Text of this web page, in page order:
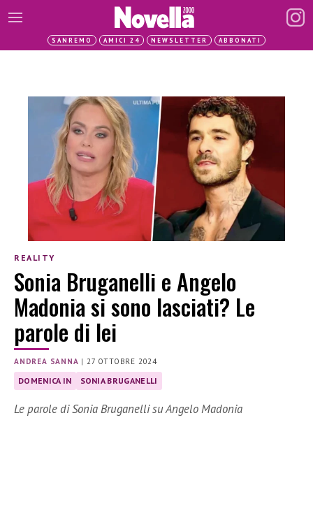
SANREMO AMICI 24 NEWSLETTER ABBONATI
REALITY
Sonia Bruganelli e Angelo
Madonia si sono lasciati? Le
parole di lei
ANDREA SANNA |27 OTTOBRE 2024
DOMENICA IN SONIA BRUGANELLI
Le parole di Sonia Bruganelli su Angelo Madonia